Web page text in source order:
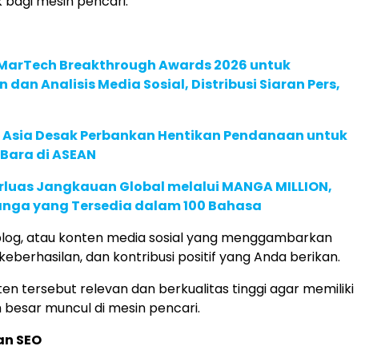
Breakthrough Awards 2026 untuk
dan Analisis Media Sosial, Distribusi Siaran Pers,
Asia Desak Perbankan Hentikan Pendanaan untuk
di ASEAN
Jangkauan Global melalui MANGA MILLION,
yang Tersedia dalam 100 Bahasa
atau konten media sosial yang menggambarkan
dan kontribusi positif yang Anda berikan.
tersebut relevan dan berkualitas tinggi agar memiliki
muncul di mesin pencari.
SEO